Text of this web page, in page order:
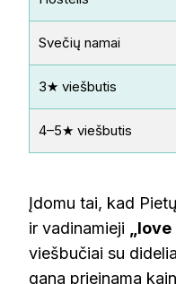
Svečių namai
3★ viešbutis
4–5★ viešbutis
Įdomu tai, kad
ir vadinamieji „love
viešbučiai su
gana prieinama